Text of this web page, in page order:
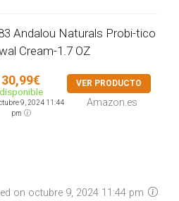
Andalou Naturals Probi-tico
Cream-1.7 OZ
30,99€
disponible
9, 2024 11:44
pm
VER PRODUCTO
Amazon.es
on octubre 9, 2024 11:44 pm